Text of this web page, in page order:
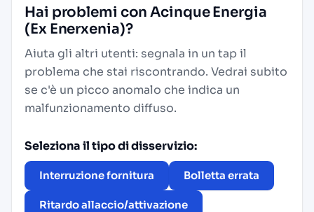
Hai problemi con Acinque Energia
(Ex Enerxenia)?
Aiuta gli altri utenti: segnala in un tap il
problema che stai riscontrando. Vedrai subito
se c'è un picco anomalo che indica un
malfunzionamento diffuso.
Seleziona il tipo di disservizio:
Interruzione fornitura Bolletta errata
Ritardo allaccio/attivazione